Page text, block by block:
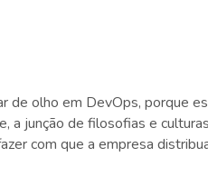
de olho em DevOps, porque
a junção de filosofias e
com que a empresa